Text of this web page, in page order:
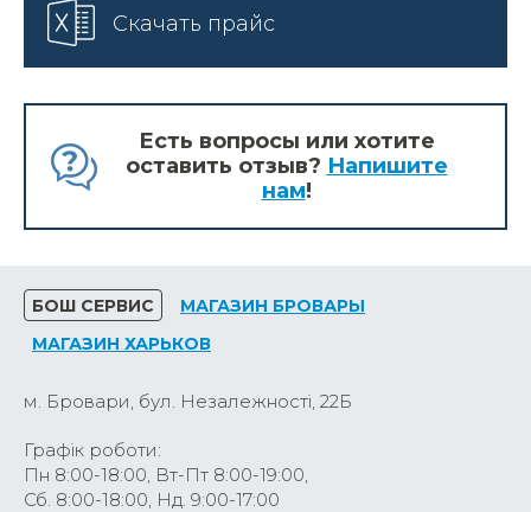
Скачать прайс
Есть вопросы или хотите
оставить отзыв? Напишите
нам!
БОШ СЕРВИС
МАГАЗИН БРОВАРЫ
МАГАЗИН ХАРЬКОВ
м. Бровари, бул. Незалежності, 22Б
Графік роботи:
Пн 8:00-18:00, Вт-Пт 8:00-19:00,
Сб. 8:00-18:00, Нд. 9:00-17:00